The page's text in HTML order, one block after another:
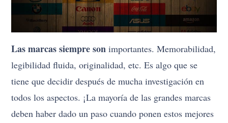
Las marcas siempre son importantes. Memorabilidad,
legibilidad fluida, originalidad, etc. Es algo que se
tiene que decidir después de mucha investigación en
todos los aspectos. ¡La mayoría de las grandes marcas
deben haber dado un paso cuando ponen estos mejores